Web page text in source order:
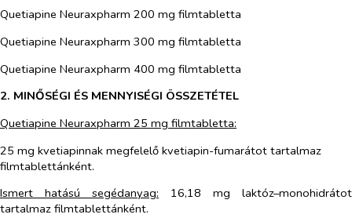
Quetiapine Neuraxpharm 200 mg filmtabletta
Quetiapine Neuraxpharm 300 mg filmtabletta
Quetiapine Neuraxpharm 400 mg filmtabletta
2. MINŐSÉGI ÉS MENNYISÉGI ÖSSZETÉTEL
Quetiapine Neuraxpharm 25 mg filmtabletta:
25 mg kvetiapinnak megfelelő kvetiapin-fumarátot tartalmaz
filmtablettánként.
Ismert hatású segédanyag: 16,18 mg laktóz–monohidrátot
tartalmaz filmtablettánként.